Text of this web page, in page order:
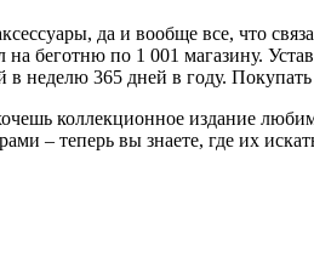
да и вообще все, что
беготню по 1 001 магазину.
неделю 365 дней в году.
коллекционное издание
– теперь вы знаете, где их